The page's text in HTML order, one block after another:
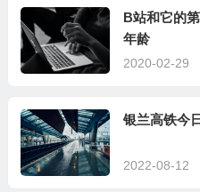
B站和它的
年龄
2020-02-29
银兰高铁今
2022-08-12